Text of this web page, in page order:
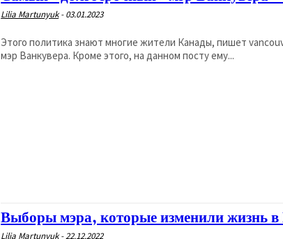
Lilia Martunyuk - 03.01.2023
Этого политика знают многие жители Канады, пишет
мэр Ванкувера. Кроме этого, на данном посту ему...
Выборы мэра, которые изменили жизнь в
Lilia Martunyuk -22.12.2022